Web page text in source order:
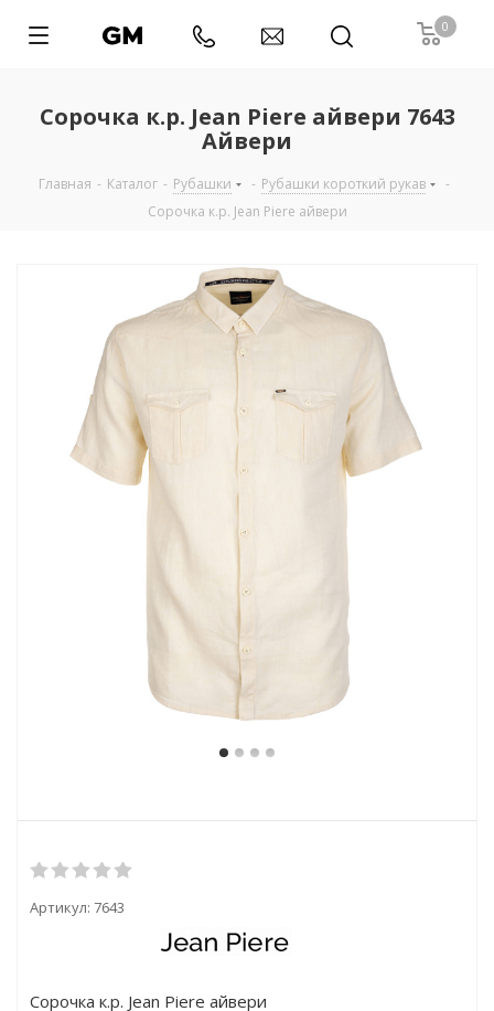
0
Сорочка к.р. Jean Piere айвери 7643
Айвери
Главная - Каталог - Рубашки - Рубашки короткий рукав
-
Сорочка к.р. Jean Piere айвери
Артикул: 7643
Сорочка к.р. Jean Piere айвери